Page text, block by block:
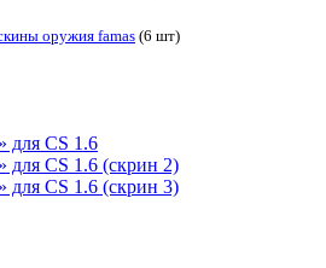
оружия famas (6 шт)